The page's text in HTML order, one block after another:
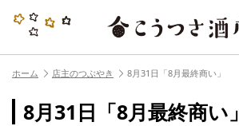
ホーム 店主のつぶやき 8月31日「8月最終商い」
8月31日「8月最終商い」